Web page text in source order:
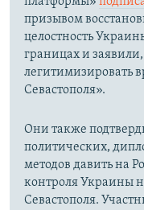
призывом
целостность
границах и заявили,
легитимизировать
Севастополя».
Они также
политических,
методов давить на
контроля Украины
Севастополя.